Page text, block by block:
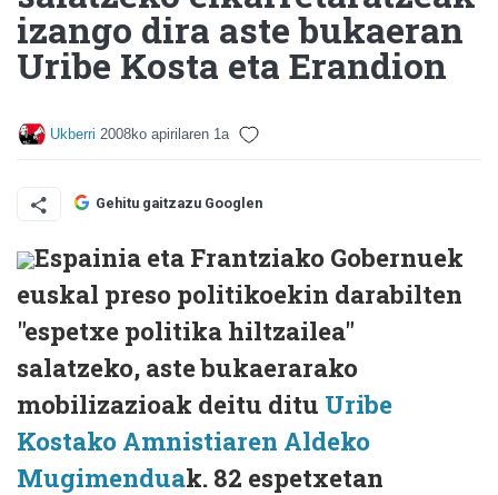
izango dira aste bukaeran
Uribe Kosta eta Erandion
Ukberri 2008ko apirilaren 1a
Gehitu gaitzazu Googlen
Espainia eta Frantziako Gobernuek
euskal preso politikoekin darabilten
"espetxe politika hiltzailea"
salatzeko, aste bukaerarako
mobilizazioak deitu ditu Uribe
Kostako Amnistiaren Aldeko
Mugimenduak. 82 espetxetan